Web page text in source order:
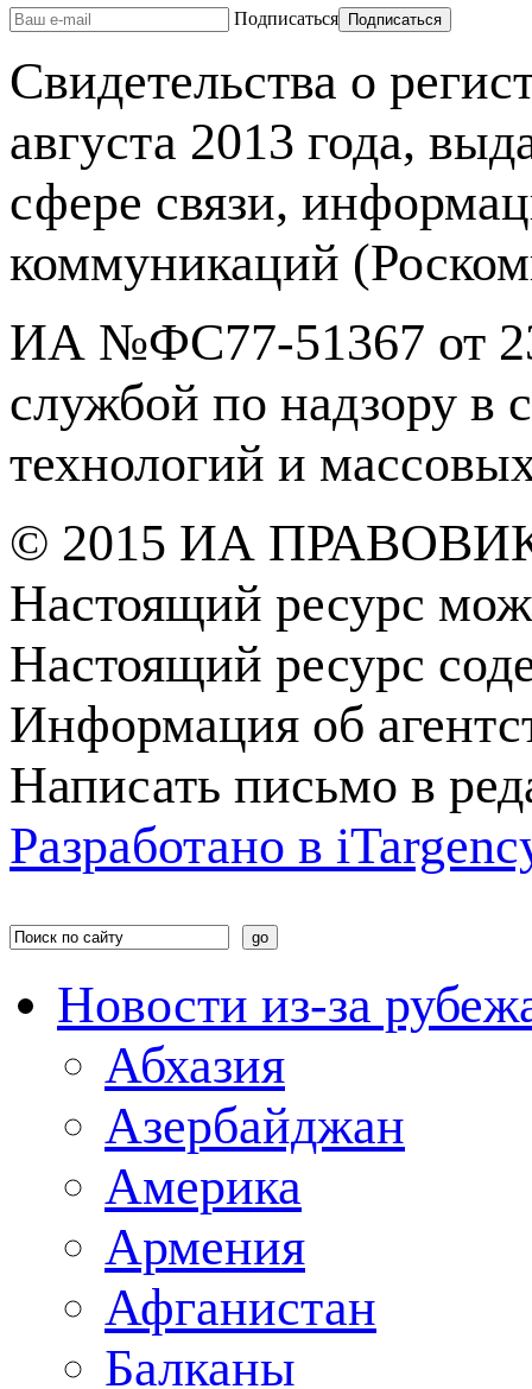
Подписаться
Свидетельства о
августа 2013 года,
сфере связи,
коммуникаций
ИА №ФС77-51367 от 23
службой по надзору в
технологий и
© 2015 ИА
Настоящий ресурс
Настоящий ресурс
Информация об
Написать письмо в
Разработано в i
Новости из-за
Абхазия
Азербайджан
Америка
Армения
Афганистан
Балканы